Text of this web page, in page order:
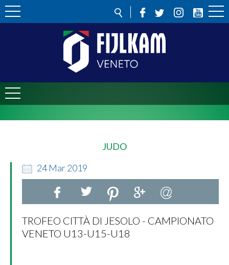
JUDO
24 Mar2019
TROFEO CITTÀ DI JESOLO - CAMPIONATO
VENETO U13-U15-U18